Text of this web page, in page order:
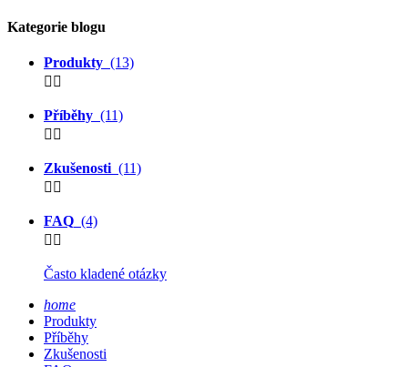
Kategorie blogu
Produkty (13)
 
Příběhy (11)
 
Zkušenosti (11)
 
FAQ (4)
 
Často kladené otázky
home
Produkty
Příběhy
Zkušenosti